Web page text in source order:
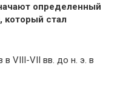
определенный
который стал
в VIII-VII вв. до н. э. в